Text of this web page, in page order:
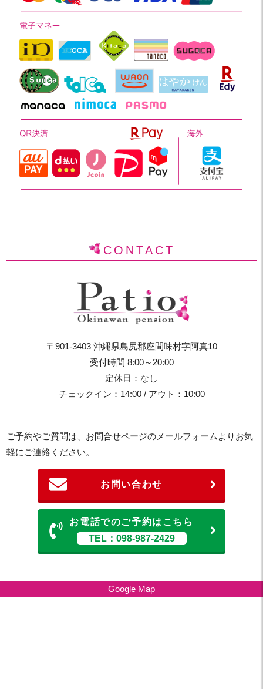
CONTACT
〒901-3403 沖縄県島尻郡座間味村字阿真10
受付時間 8:00～20:00
定休日：なし
チェックイン：14:00 / アウト：10:00
ご予約やご質問は、お問合せページのメールフォームよりお気
軽にご連絡ください。
お問い合わせ
お電話でのご予約はこちら
TEL：098-987-2429
Google Map